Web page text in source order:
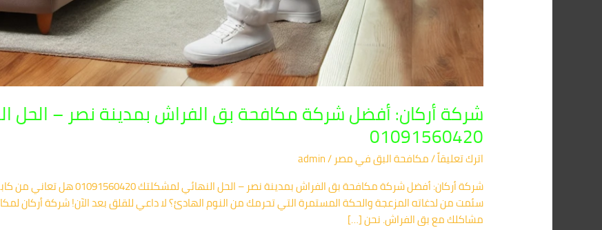
شركة أركان: أفضل شركة مكافحة بق الفراش بمدينة نصر – الحل
01091560420
اترك تعليقاً/مكافحة البق​ في مصر /
admin
شركة أركان: أفضل شركة مكافحة بق
سئمت من لدغاته المزعجة والحكة المستمرة التي تحرمك من النوم الهادئ؟ لا داعي للقلق بعد الآن! شركة أركان
مشاكلك مع بق الفراش. نحن […]